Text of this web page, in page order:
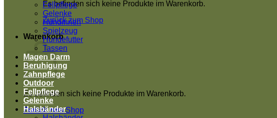
Es befinden sich keine Produkte im Warenkorb.
Zurück zum Shop
Warenkorb
Es befinden sich keine Produkte im Warenkorb.
Zurück zum Shop
Fellpflege
Gelenke
Hündinnen
Spielzeug
Hundefutter
Tassen
Magen Darm
Beruhigung
Zahnpflege
Outdoor
Fellpflege
Gelenke
Halsbänder